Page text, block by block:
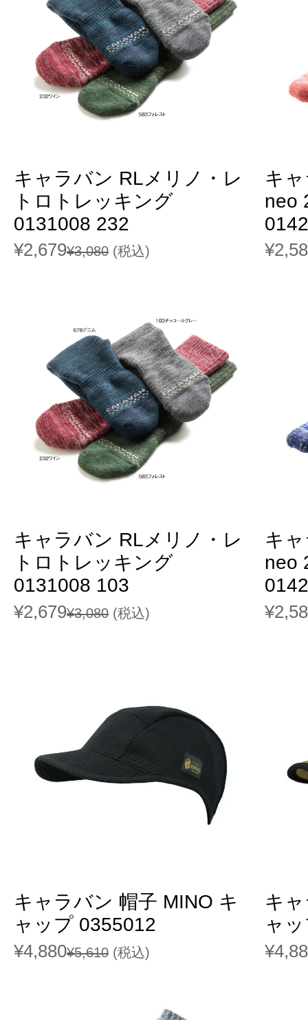
キャラバン RLメリノ・レ
トロトレッキング
0131008 232
¥2,679¥3,080 (税込)
キ
neo
キャラバン RLメリノ・レ
トロトレッキング
0131008 103
¥2,679¥3,080 (税込)
キ
neo
キャラバン 帽子 MINO キ
ャップ 0355012
¥4,880¥5,610 (税込)
キ
ャ